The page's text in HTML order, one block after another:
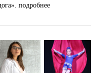
подробнее